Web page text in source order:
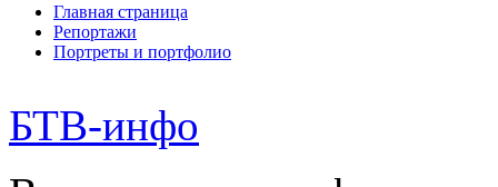
Главная страница
Репортажи
Портреты и портфолио
БТВ-инфо